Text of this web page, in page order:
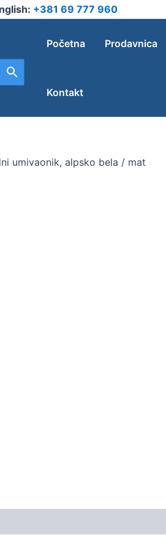
+381 69 777 960
Početna Prodavnica
Kontakt
umivaonik, alpsko bela / mat